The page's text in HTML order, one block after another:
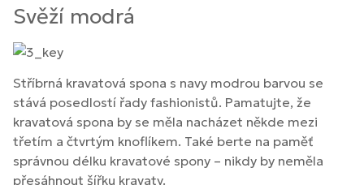
Svěží modrá
Stříbrná kravatová spona s navy modrou barvou se
stává posedlostí řady fashionistů. Pamatujte, že
kravatová spona by se měla nacházet někde mezi
třetím a čtvrtým knoflíkem. Také berte na paměť
správnou délku kravatové spony – nikdy by neměla
přesáhnout šířku kravaty.